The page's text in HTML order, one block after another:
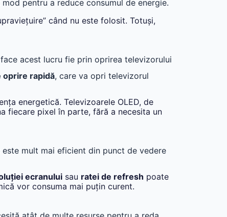
pentru a reduce consumul de energie.
când nu este folosit. Totuși,
acest lucru fie prin oprirea televizorului
oprire rapidă, care va opri televizorul
energetică. Televizoarele OLED, de
fiecare pixel în parte, fără a necesita un
este mult mai eficient din punct de vedere
ecranului sau ratei de refresh poate
vor consuma mai puțin curent.